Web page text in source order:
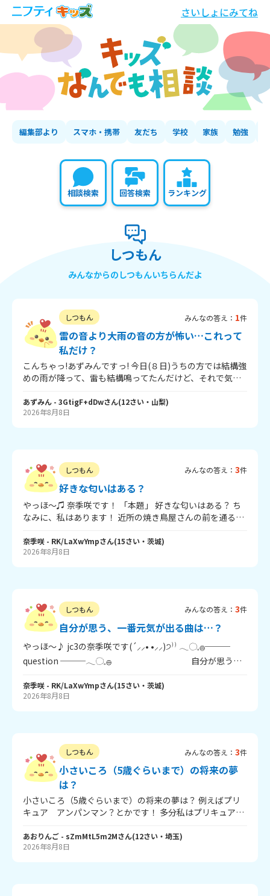
さいしょにみてね
編集部より スマホ・携帯 友だち 学校 家族 勉強
相談検索 回答検索 ランキング
の相談いちらん
しつもん
みんなからのしつもんいちらんだよ
しつもん みんなの答え： 1件
雷の音より大雨の音の方が怖い…これって
私だけ？
こんちゃっ!あずみんですっ! 今日(８日)うちの方では結構強
めの雨が降って、雷も結構鳴ってたんだけど、それで気づ
雨の音の方が怖いんですよ! 雷にトラウマとかないからかも
しれないけど、なんか雨の音の方が徐々に精神を削ってく
あずみん - 3GtigF+dDwさん(12さい・ 山梨)
2026年8月8日
しつもん みんなの答え： 3件
好きな匂いはある？
やっほ～♫ 奈季咲です！ 「本題」 好きな匂いはある？ ち
なみに、私はあります！ 近所の焼き鳥屋さんの前を通る
奈季咲 - RK/LaXwYmpさん(15さい・ 茨城)
2026年8月8日
しつもん みんなの答え： 3件
自分が思う、一番元気が出る曲は…？
やっほ～♪ jc3の奈季咲です(´⸝⸝• •⸝⸝)੭⁾⁾ 𓂃◌𓈒𓐍───
question ───𓂃◌𓈒𓐍 自分が思う、
𓂃◌𓈒𓐍──────────────𓂃◌𓈒𓐍 ちなみに私
は、「You! joy! Parade!」です！ ⇧ 私の朝の目覚まし曲に
奈季咲 - RK/LaXwYmpさん(15さい・ 茨城)
2026年8月8日
しつもん みんなの答え： 3件
小さいころ（5歳ぐらいまで）の将来の夢
は？
小さいころ（5歳ぐらいまで）の将来の夢は？ 例えばプリ
キュア アンパンマン？とかです！ 多分私はプリキュアだ
あおりんご - sZmMtL5m2Mさん(12さい・ 埼玉)
2026年8月8日